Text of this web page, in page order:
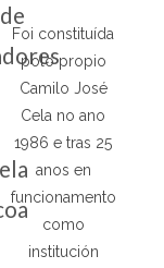
Foi constituída
polo propio
Camilo José
Cela no ano
1986 e tras 25
anos en
funcionamento
como
institución